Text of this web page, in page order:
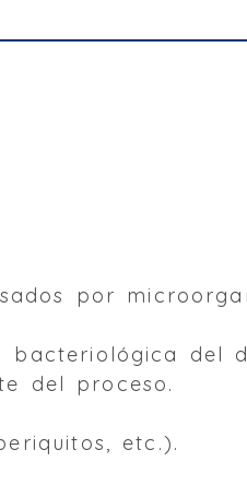
por
bacteriológica del
del proceso.
etc.).